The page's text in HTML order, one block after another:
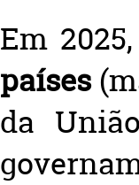
Em
países
da